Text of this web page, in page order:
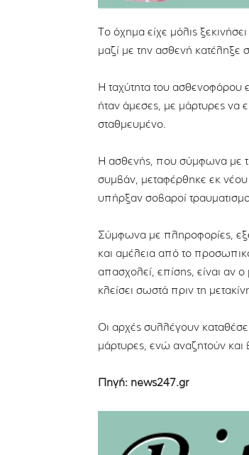
Το όχημα είχε μόλις
μαζί με την ασθενή κατέληξε
Η ταχύτητα του ασθενοφόρου
ήταν άμεσες, με μάρτυρες να
σταθμευμένο.
Η ασθενής, που σύμφωνα με
συμβάν, μεταφέρθηκε εκ νέου
υπήρξαν σοβαροί
Σύμφωνα με πληροφορίες,
και αμέλεια από το
απασχολεί, επίσης, είναι αν
κλείσει σωστά πριν τη
Οι αρχές συλλέγουν
μάρτυρες, ενώ αναζητούν και
Πηγή: news247.gr